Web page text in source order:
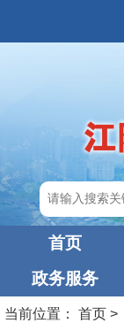
首页
政务服务
当前位置： 首页 >